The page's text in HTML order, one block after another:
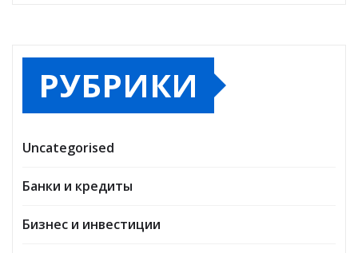
РУБРИКИ
Uncategorised
Банки и кредиты
Бизнес и инвестиции